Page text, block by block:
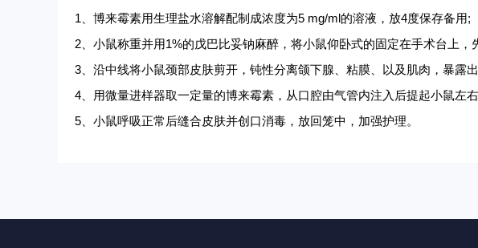
1、博来霉素用生理盐水溶解配制成浓度为5 mg/ml的溶液，放4度保存备用;
2、小鼠称重并用1%的戊巴比妥钠麻醉，将小鼠仰卧式的固定在手术台上
3、沿中线将小鼠颈部皮肤剪开，钝性分离颌下腺、粘膜、以及肌肉，暴露
4、用微量进样器取一定量的博来霉素，从口腔由气管内注入后提起小鼠左
5、小鼠呼吸正常后缝合皮肤并创口消毒，放回笼中，加强护理。